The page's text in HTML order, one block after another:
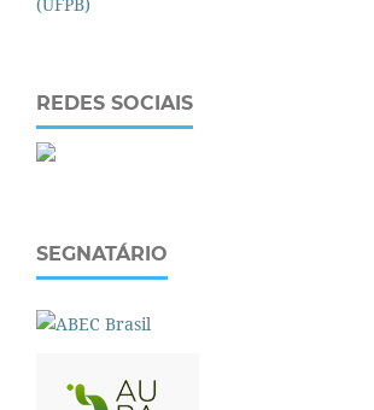
REDES SOCIAIS
SEGNATÁRIO